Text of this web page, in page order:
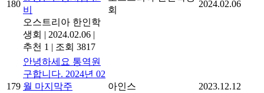
180
비
오스트리아 한인학
생회 | 2024.02.06 |
추천 1 | 조회 3817
회
2024.02.06
179
안녕하세요 통역원
구합니다. 2024년 02
월 마지막주
아인스 2023.12.12